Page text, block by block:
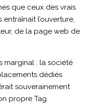
que ceux des vrais
l’ouverture,
de la page web de
marginal : la société
dédiés
souverainement
propre Tag